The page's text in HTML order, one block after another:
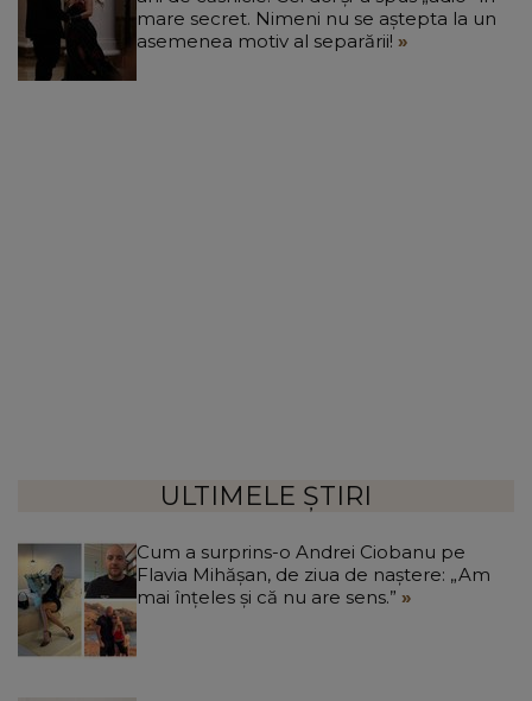
mare secret. Nimeni nu se aștepta la un
asemenea motiv al separării!
ULTIMELE ȘTIRI
Cum a surprins-o Andrei Ciobanu pe
Flavia Mihășan, de ziua de naștere: „Am
mai înțeles și că nu are sens.”